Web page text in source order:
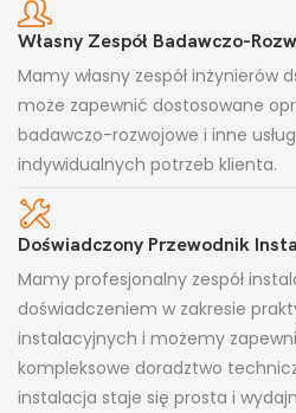
Własny Zespół Badawczo-
Mamy własny zespół inżynierów
może zapewnić dostosowane
badawczo-rozwojowe i inne
indywidualnych potrzeb klienta.
Doświadczony Przewodnik
Mamy profesjonalny zespół
doświadczeniem w zakresie
instalacyjnych i możemy
kompleksowe doradztwo
instalacja staje się prosta i